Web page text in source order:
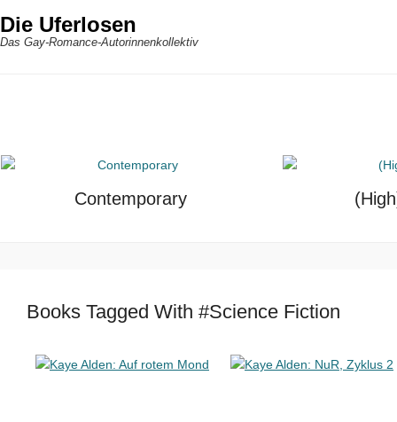
Die Uferlosen
Das Gay-Romance-Autorinnenkollektiv
Contemporary
Books Tagged With #Science Fiction